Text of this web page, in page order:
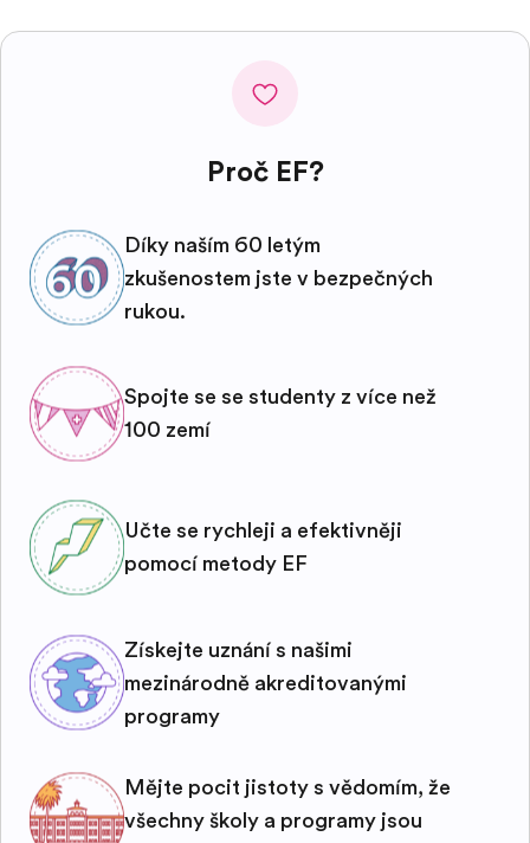
Proč EF?
Díky naším 60 letým
zkušenostem jste v bezpečných
rukou.
Spojte se se studenty z více než
100 zemí
Učte se rychleji a efektivněji
pomocí metody EF
Získejte uznání s našimi
mezinárodně akreditovanými
programy
Mějte pocit jistoty s vědomím, že
všechny školy a programy jsou